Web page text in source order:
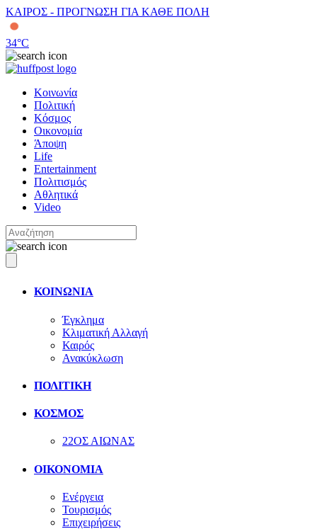
ΚΑΙΡΟΣ - ΠΡΟΓΝΩΣΗ ΓΙΑ ΚΑΘΕ ΠΟΛΗ
34°C
Κοινωνία
Πολιτική
Κόσμος
Οικονομία
Άποψη
Life
Entertainment
Πολιτισμός
Αθλητικά
Video
ΚΟΙΝΩΝΙΑ
Έγκλημα
Κλιματική Αλλαγή
Καιρός
Ανακύκλωση
ΠΟΛΙΤΙΚΗ
ΚΟΣΜΟΣ
22ΟΣ ΑΙΩΝΑΣ
ΟΙΚΟΝΟΜΙΑ
Ενέργεια
Τουρισμός
Επιχειρήσεις